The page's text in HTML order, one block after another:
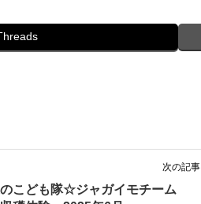
次の記事
こども隊☆ジャガイモチーム